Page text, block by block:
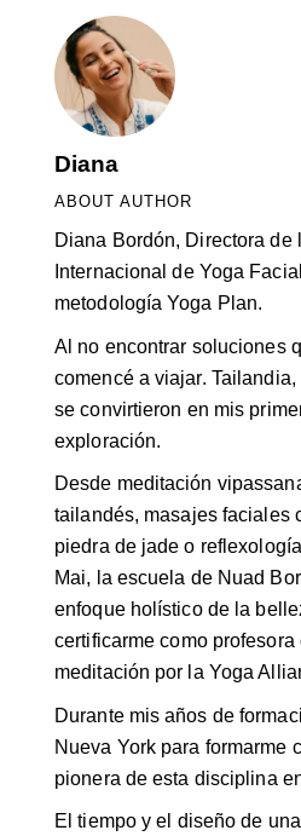
Diana
ABOUT AUTHOR
Diana Bordón, Directora de
Internacional de Yoga
metodología Yoga Plan.
Al no encontrar soluciones
comencé a viajar.
se convirtieron en mis
exploración.
Desde meditación
tailandés, masajes faciales
piedra de jade o
Mai, la escuela de Nuad
enfoque holístico de la
certificarme como
meditación por la Yoga
Durante mis años de
Nueva York para formarme
pionera de esta disciplina
El tiempo y el diseño de